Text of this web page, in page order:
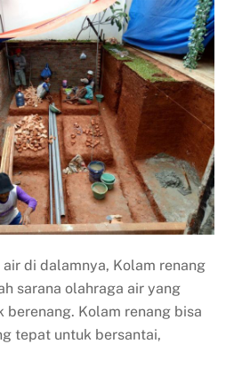
di dalamnya, Kolam renang
sarana olahraga air yang
berenang. Kolam renang bisa
tepat untuk bersantai,